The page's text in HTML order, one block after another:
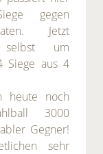
gegen
Jetzt
um
Siege aus 4
heute noch
3000
Gegner!
sehr